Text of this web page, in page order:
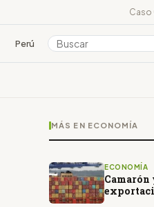
Caso
Perú Colombia
MÁS EN ECONOMÍA
ECONOMÍA
Camarón